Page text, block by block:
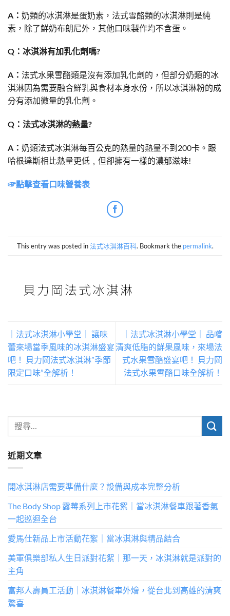
A： 奶類的冰淇淋是蛋奶素，法式雪酪類的冰淇淋則是純
素，除了鮮奶布朗尼外，其他口味製作均不含蛋。
Q：冰淇淋有加乳化劑嗎?
A： 法式水果雪酪類是沒有添加乳化劑的，但部分奶類的冰
淇淋因為需要融合鮮乳與食材本身水份，所以冰淇淋粉的成
分有添加微量的乳化劑。
Q：法式冰淇淋的熱量?
A： 奶類法式冰淇淋每百公克的熱量的熱量不到200卡。跟
哈根達斯相比熱量更低﹐但卻擁有一樣的濃郁滋味!
☞點擊查看口味營養表
This entry was posted in法式冰淇淋百科. Bookmark the permalink.
貝力岡法式冰淇淋
｜法式冰淇淋小學堂｜ 讓味
蕾來場當季風味的冰淇淋盛宴
吧！ 貝力岡法式冰淇淋”季節
限定口味”全解析！
｜法式冰淇淋小學堂｜ 品嚐
清爽低脂的鮮果風味，來場法
式水果雪酪盛宴吧！ 貝力岡
法式水果雪酪口味全解析！
近期文章
開冰淇淋店需要準備什麼？設備與成本完整分析
The Body Shop 露莓系列上市花絮｜當冰淇淋餐車跟著香氣
一起巡迴全台
愛馬仕新品上市活動花絮｜當冰淇淋與精品結合
美軍俱樂部私人生日派對花絮｜那一天，冰淇淋就是派對的
主角
富邦人壽員工活動｜冰淇淋餐車外燴，從台北到高雄的清爽
驚喜